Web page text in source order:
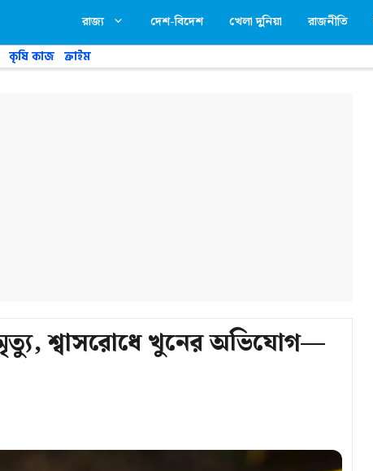
রাজ্য দেশ-বিদেশ খেলা দুনিয়া রাজনীতি
কৃষি কাজ ক্রাইম
শ্বাসরোধে খুনের অভিযোগ—